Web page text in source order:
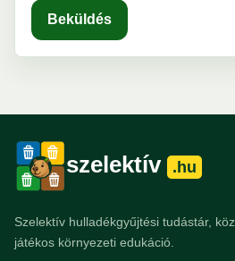
Beküldés
szelektív .hu
Szelektív hulladékgyűjtési tudástár,
játékos környezeti edukáció.